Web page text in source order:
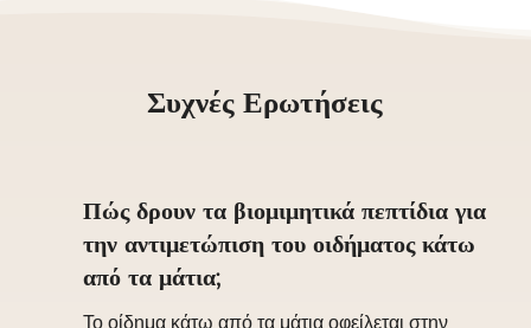
Συχνές Ερωτήσεις
Πώς δρουν τα βιομιμητικά πεπτίδια για
την αντιμετώπιση του οιδήματος κάτω
από τα μάτια;
Το οίδημα κάτω από τα μάτια οφείλεται στην